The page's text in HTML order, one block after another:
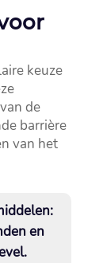
keuze
de
barrière
van het
en